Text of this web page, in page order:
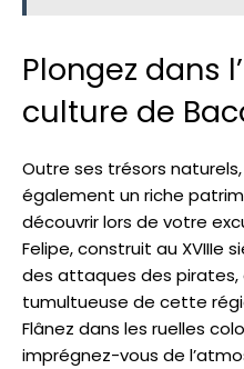
Plongez dans
culture de
Outre ses trésors
également un riche
découvrir lors de votre
Felipe, construit au XVIIIe
des attaques des pirates,
tumultueuse de cette
Flânez dans les ruelles
imprégnez-vous de